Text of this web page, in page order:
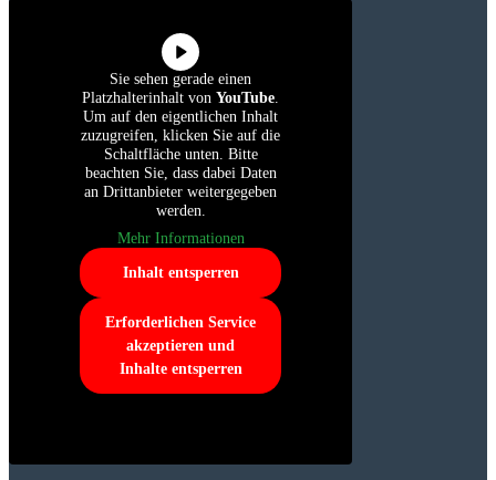
Sie sehen gerade einen
Platzhalterinhalt von YouTube.
Um auf den eigentlichen Inhalt
zuzugreifen, klicken Sie auf die
Schaltfläche unten. Bitte
beachten Sie, dass dabei Daten
an Drittanbieter weitergegeben
werden.
Mehr Informationen
Inhalt entsperren
Erforderlichen Service
akzeptieren und
Inhalte entsperren